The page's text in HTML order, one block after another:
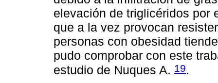
elevación de triglicéridos por
que a la vez provocan
personas con obesidad
pudo comprobar con este
estudio de Nuques A. 19.